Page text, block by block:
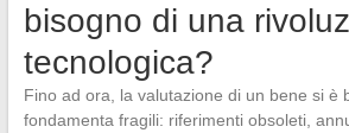
bisogno di una
tecnologica?
Fino ad ora, la valutazione di un bene si è
fondamenta fragili: riferimenti obsoleti,